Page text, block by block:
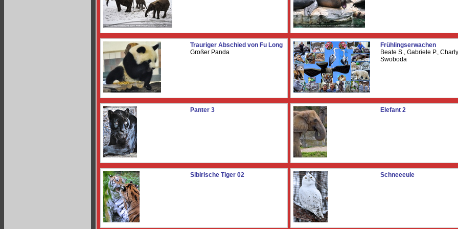
Trauriger Abschied von Fu Long
Großer Panda
Frühlingserwachen
Beate S., Gabriele P., Charly
Swoboda
Panter 3 Elefant 2
Sibirische Tiger 02 Schneeeule